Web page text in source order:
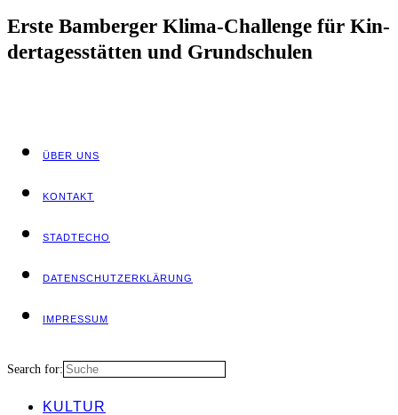
Ers­te Bam­ber­ger Kli­ma-Chall­enge für Kin­
der­ta­ges­stät­ten und Grundschulen
ÜBER UNS
KON­TAKT
STADT­ECHO
DATEN­SCHUTZ­ER­KLÄ­RUNG
IMPRES­SUM
Search for:
KUL­TUR